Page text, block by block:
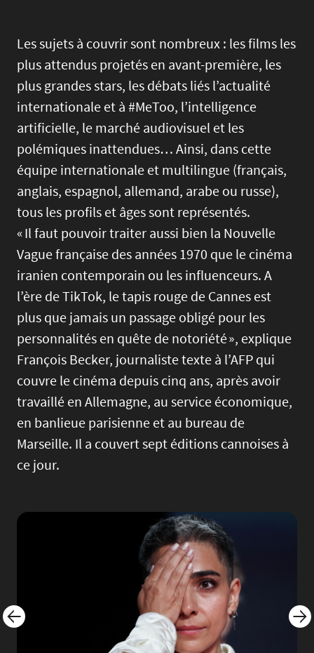
Les sujets à couvrir sont nombreux : les films les
plus attendus projetés en avant-première, les
plus grandes stars, les débats liés l’actualité
internationale et à #MeToo, l’intelligence
artificielle, le marché audiovisuel et les
polémiques inattendues… Ainsi, dans cette
équipe internationale et multilingue (français,
anglais, espagnol, allemand, arabe ou russe),
tous les profils et âges sont représentés.
« Il faut pouvoir traiter aussi bien la Nouvelle
Vague française des années 1970 que le cinéma
iranien contemporain ou les influenceurs. A
l’ère de TikTok, le tapis rouge de Cannes est
plus que jamais un passage obligé pour les
personnalités en quête de notoriété », explique
François Becker, journaliste texte à l’AFP qui
couvre le cinéma depuis cinq ans, après avoir
travaillé en Allemagne, au service économique,
en banlieue parisienne et au bureau de
Marseille. Il a couvert sept éditions cannoises à
ce jour.
Image